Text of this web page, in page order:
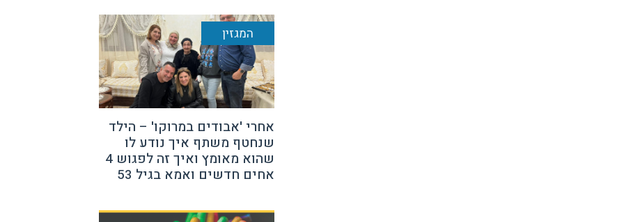
המגזין
אחרי 'אבודים במרוקו' – הילד
שנחטף משתף איך נודע לו
שהוא מאומץ ואיך זה לפגוש 4
אחים חדשים ואמא בגיל 53